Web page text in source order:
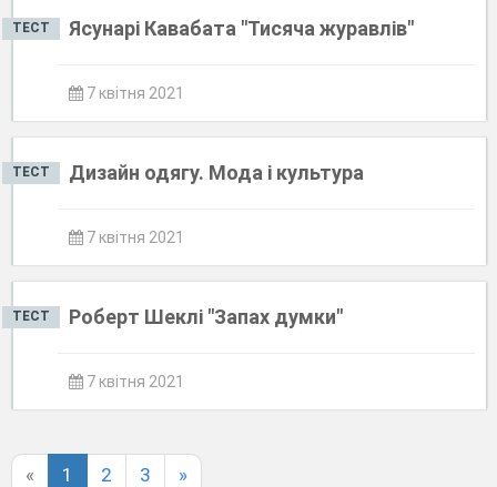
ТЕСТ Ясунарі Кавабата "Тисяча журавлів"
7 квітня 2021
ТЕСТ Дизайн одягу. Мода і культура
7 квітня 2021
ТЕСТ Роберт Шеклі "Запах думки"
7 квітня 2021
« 1 2 3 »